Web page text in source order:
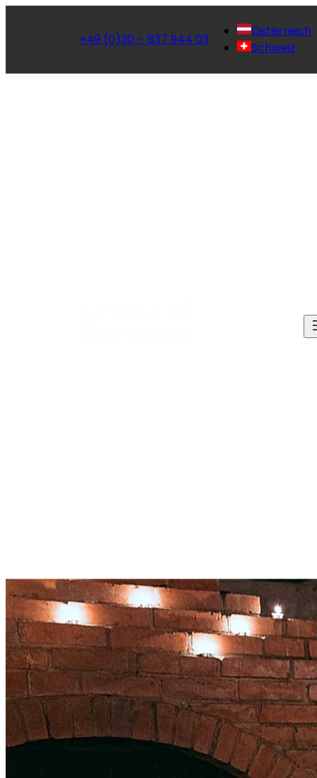
+49 (0)30 – 837 944 03
Österreich
Schweiz